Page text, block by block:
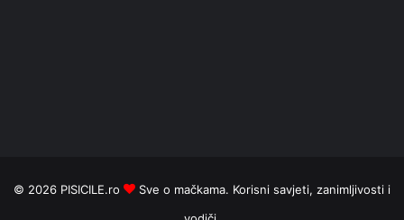
© 2026 PISICILE.ro
Sve o mačkama. Korisni savjeti, zanimljivosti i